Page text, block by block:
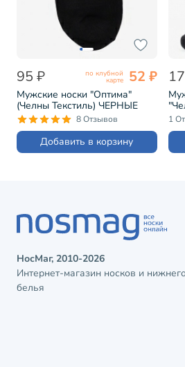
95 ₽ по клубной
карте 52 ₽
Мужские носки "Оптима"
(Челны Текстиль) ЧЕРНЫЕ
(L22)
8 Отзывов
Добавить в корзину
1
НосМаг, 2010-2026
Интернет-магазин носков и
белья